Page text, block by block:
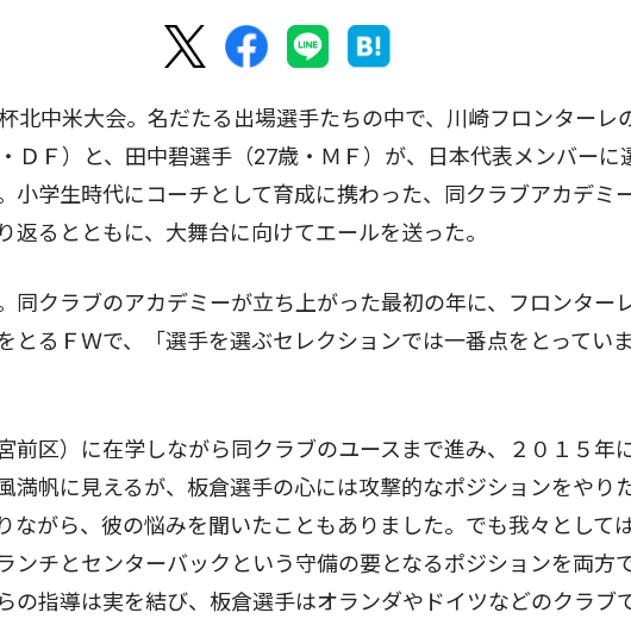
北中米大会。名だたる出場選手たちの中で、川崎フロンターレ
ＤＦ）と、田中碧選手（27歳・ＭＦ）が、日本代表メンバーに
小学生時代にコーチとして育成に携わった、同クラブアカデミ
返るとともに、大舞台に向けてエールを送った。
クラブのアカデミーが立ち上がった最初の年に、フロンター
とるＦＷで、「選手を選ぶセレクションでは一番点をとってい
区）に在学しながら同クラブのユースまで進み、２０１５年
満帆に見えるが、板倉選手の心には攻撃的なポジションをやり
ながら、彼の悩みを聞いたこともありました。でも我々として
ンチとセンターバックという守備の要となるポジションを両方
の指導は実を結び、板倉選手はオランダやドイツなどのクラブ